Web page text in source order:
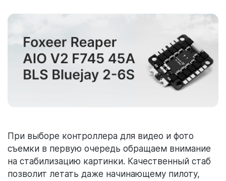
При выборе контроллера для видео и фото
съемки в первую очередь обращаем внимание
на стабилизацию картинки. Качественный стаб
позволит летать даже начинающему пилоту,